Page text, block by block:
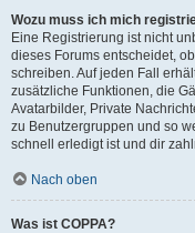
Wozu muss ich mich
Eine Registrierung ist nicht
dieses Forums entscheidet,
schreiben. Auf jeden Fall
zusätzliche Funktionen, die
Avatarbilder, Private
zu Benutzergruppen und so
schnell erledigt ist und dir
Nach oben
Was ist COPPA?